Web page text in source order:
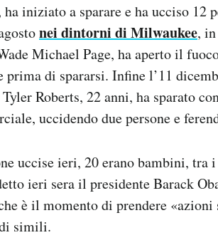
iniziato a sparare e ha ucciso 12
nei dintorni di Milwaukee,
Michael Page, ha aperto il
prima di spararsi. Infine l’11
Roberts, 22 anni, ha sparato
uccidendo due persone e
uccise ieri, 20 erano bambini,
ieri sera il presidente Barack
è il momento di prendere
simili.